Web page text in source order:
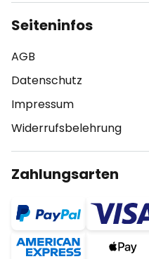
Seiteninfos
AGB
Datenschutz
Impressum
Widerrufsbelehrung
Zahlungsarten